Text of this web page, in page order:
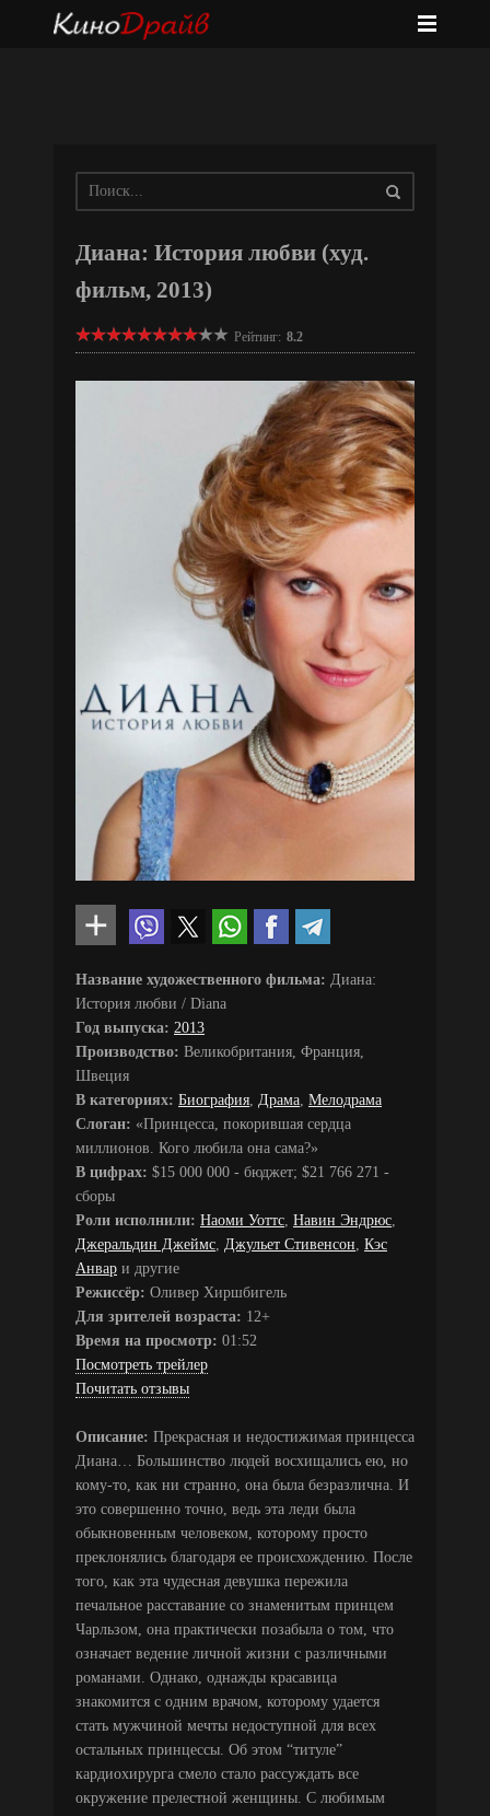
Диана: История любви (худ.
фильм, 2013)
Рейтинг: 8.2
Название художественного фильма: Диана:
История любви / Diana
Год выпуска: 2013
Производство: Великобритания, Франция,
Швеция
В категориях: Биография Драма Мелодрама
Слоган: «Принцесса, покорившая сердца
миллионов. Кого любила она сама?»
В цифрах: $15 000 000 - бюджет; $21 766 271 -
сборы
Роли исполнили: Наоми Уоттс Навин Эндрюс
Джеральдин Джеймс Джульет Стивенсон Кэс
Анвар и другие
Режиссёр: Оливер Хиршбигель
Для зрителей возраста: 12+
Время на просмотр: 01:52
Посмотреть трейлер
Почитать отзывы
Описание: Прекрасная и недостижимая принцесса
Диана… Большинство людей восхищались ею, но
кому-то, как ни странно, она была безразлична. И
это совершенно точно, ведь эта леди была
обыкновенным человеком, которому просто
преклонялись благодаря ее происхождению. После
того, как эта чудесная девушка пережила
печальное расставание со знаменитым принцем
Чарльзом, она практически позабыла о том, что
означает ведение личной жизни с различными
романами. Однако, однажды красавица
знакомится с одним врачом, которому удается
стать мужчиной мечты недоступной для всех
остальных принцессы. Об этом “титуле”
кардиохирурга смело стало рассуждать все
окружение прелестной женщины. С любимым